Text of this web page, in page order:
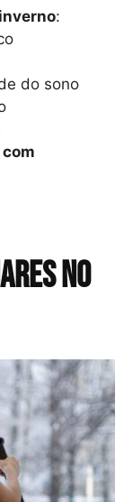
:
do sono
no